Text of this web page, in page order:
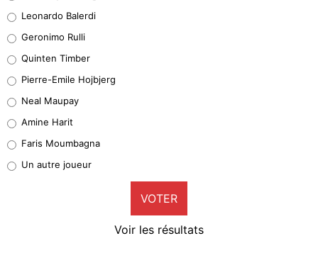
38%
32%
5%
1%
9%
Leonardo Balerdi
Geronimo Rulli
Quinten Timber
Pierre-Emile Hojbjerg
Neal Maupay
Amine Harit
Faris Moumbagna
Un autre joueur
VOTER
Voir les résultats